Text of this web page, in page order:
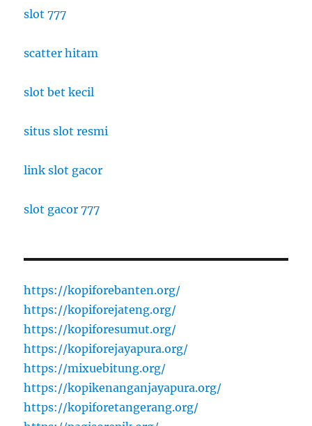
slot 777
scatter hitam
slot bet kecil
situs slot resmi
link slot gacor
slot gacor 777
https://kopiforebanten.org/
https://kopiforejateng.org/
https://kopiforesumut.org/
https://kopiforejayapura.org/
https://mixuebitung.org/
https://kopikenanganjayapura.org/
https://kopiforetangerang.org/